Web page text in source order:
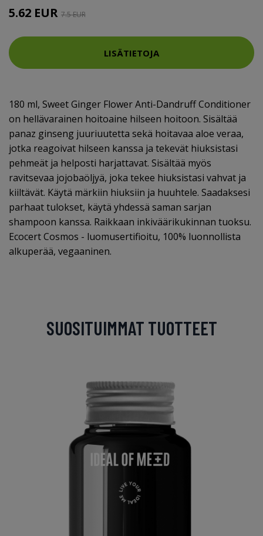
5.62 EUR 7.5 EUR
LISÄTIETOJA
180 ml, Sweet Ginger Flower Anti-Dandruff Conditioner
on hellävarainen hoitoaine hilseen hoitoon. Sisältää
panaz ginseng juuriuutetta sekä hoitavaa aloe veraa,
jotka reagoivat hilseen kanssa ja tekevät hiuksistasi
pehmeät ja helposti harjattavat. Sisältää myös
ravitsevaa jojobaöljyä, joka tekee hiuksistasi vahvat ja
kiiltävät. Käytä märkiin hiuksiin ja huuhtele. Saadaksesi
parhaat tulokset, käytä yhdessä saman sarjan
shampoon kanssa. Raikkaan inkiväärikukinnan tuoksu.
Ecocert Cosmos - luomusertifioitu, 100% luonnollista
alkuperää, vegaaninen.
SUOSITUIMMAT TUOTTEET